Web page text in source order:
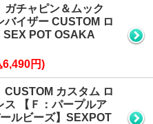
ガチャピン＆ムック
バイザー CUSTOM ロ
SEX POT OSAKA
円)
CUSTOM カスタム ロ
ス 【Ｆ：パープルア
ルビーズ】SEXPOT